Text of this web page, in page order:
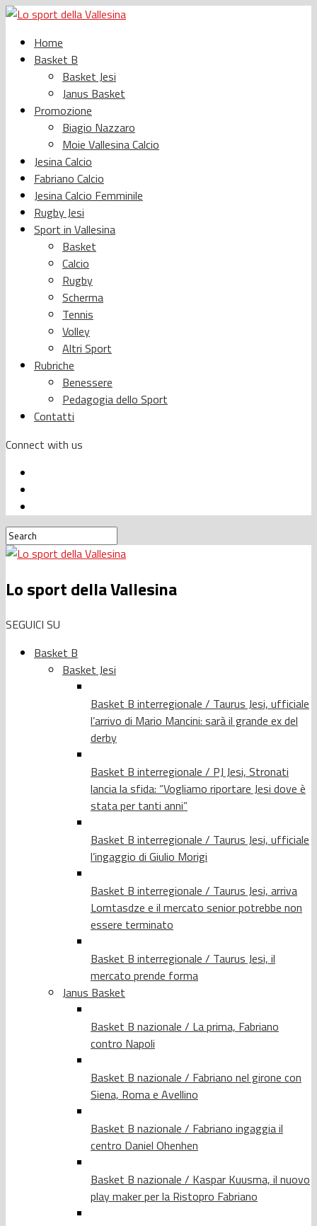
Home
Basket B
Basket Jesi
Janus Basket
Promozione
Biagio Nazzaro
Moie Vallesina Calcio
Jesina Calcio
Fabriano Calcio
Jesina Calcio Femminile
Rugby Jesi
Sport in Vallesina
Basket
Calcio
Rugby
Scherma
Tennis
Volley
Altri Sport
Rubriche
Benessere
Pedagogia dello Sport
Contatti
Connect with us
Lo sport della Vallesina
SEGUICI SU
Basket B
Basket Jesi
Basket B interregionale / Taurus Jesi, ufficiale
l’arrivo di Mario Mancini: sarà il grande ex del
derby
Basket B interregionale / PJ Jesi, Stronati
lancia la sfida: “Vogliamo riportare Jesi dove è
stata per tanti anni”
Basket B interregionale / Taurus Jesi, ufficiale
l’ingaggio di Giulio Morigi
Basket B interregionale / Taurus Jesi, arriva
Lomtasdze e il mercato senior potrebbe non
essere terminato
Basket B interregionale / Taurus Jesi, il
mercato prende forma
Janus Basket
Basket B nazionale / La prima, Fabriano
contro Napoli
Basket B nazionale / Fabriano nel girone con
Siena, Roma e Avellino
Basket B nazionale / Fabriano ingaggia il
centro Daniel Ohenhen
Basket B nazionale / Kaspar Kuusma, il nuovo
play maker per la Ristopro Fabriano